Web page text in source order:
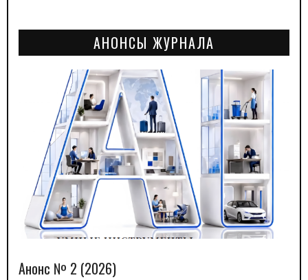
АНОНСЫ ЖУРНАЛА
Анонс № 2 (2026)